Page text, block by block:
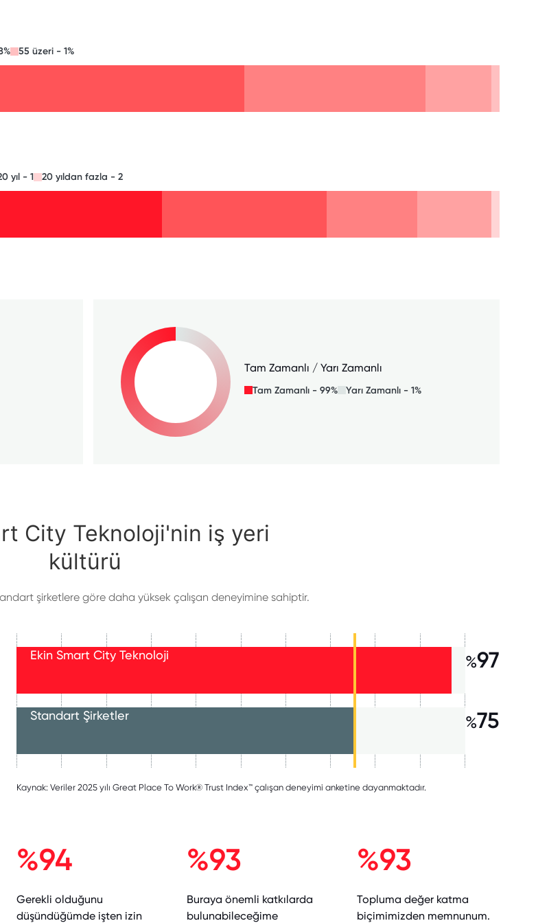
55 üzeri - 1%
yıl - 1 20 yıldan fazla - 2
Tam Zamanlı / Yarı Zamanlı
Tam Zamanlı - 99% Yarı Zamanlı - 1%
City Teknoloji'nin iş yeri
kültürü
şirketlere göre daha yüksek çalışan deneyimine sahiptir.
Ekin Smart City Teknoloji
Standart Şirketler
%97
%75
Kaynak: Veriler 2025 yılı Great Place To Work® Trust Index™ çalışan deneyimi anketine dayanmaktadır.
%94
Gerekli olduğunu
düşündüğümde işten izin
%93
Buraya önemli katkılarda
bulunabileceğime
%93
Topluma değer katma
biçimimizden memnunum.